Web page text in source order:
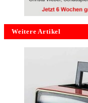
Weitere Artikel